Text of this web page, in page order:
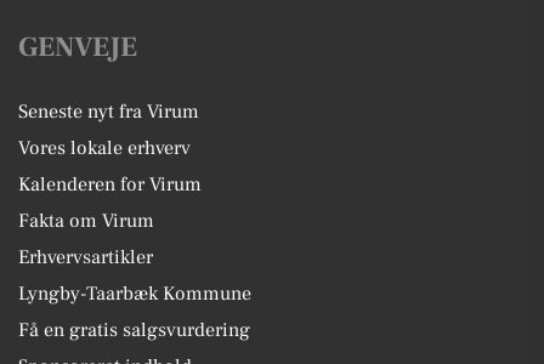
GENVEJE
Seneste nyt fra Virum
Vores lokale erhverv
Kalenderen for Virum
Fakta om Virum
Erhvervsartikler
Lyngby-Taarbæk Kommune
Få en gratis salgsvurdering